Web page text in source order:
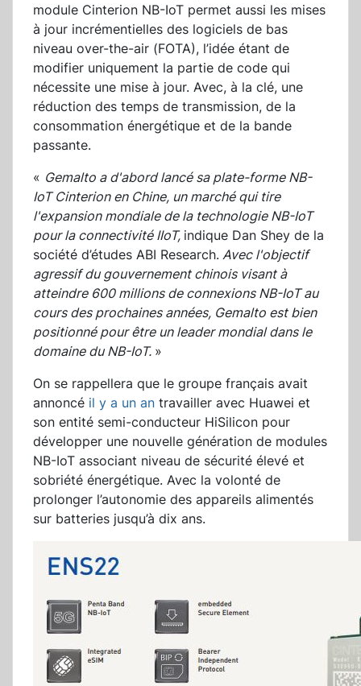
module Cinterion NB-IoT permet aussi les mises
à jour incrémentielles des logiciels de bas
niveau over-the-air (FOTA), l’idée étant de
modifier uniquement la partie de code qui
nécessite une mise à jour. Avec, à la clé, une
réduction des temps de transmission, de la
consommation énergétique et de la bande
passante.
« Gemalto a d'abord lancé sa plate-forme NB-
IoT Cinterion en Chine, un marché qui tire
l'expansion mondiale de la technologie NB-IoT
pour la connectivité IIoT, indique Dan Shey de la
société d’études ABI Research. Avec l'objectif
agressif du gouvernement chinois visant à
atteindre 600 millions de connexions NB-IoT au
cours des prochaines années, Gemalto est bien
positionné pour être un leader mondial dans le
domaine du NB-IoT. »
On se rappellera que le groupe français avait
annoncé il y a un an travailler avec Huawei et
son entité semi-conducteur HiSilicon pour
développer une nouvelle génération de modules
NB-IoT associant niveau de sécurité élevé et
sobriété énergétique. Avec la volonté de
prolonger l’autonomie des appareils alimentés
sur batteries jusqu’à dix ans.